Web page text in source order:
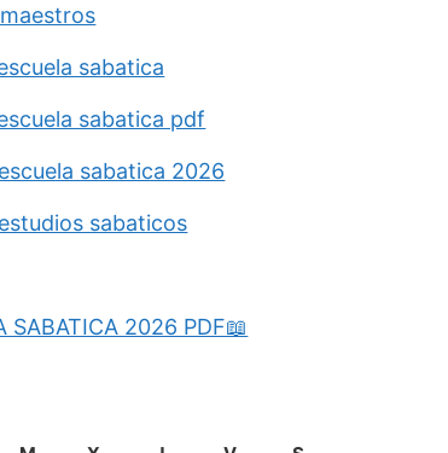
sabatica
sabatica pdf
sabatica 2026
sabaticos
SABATICA 2026 PDF📖